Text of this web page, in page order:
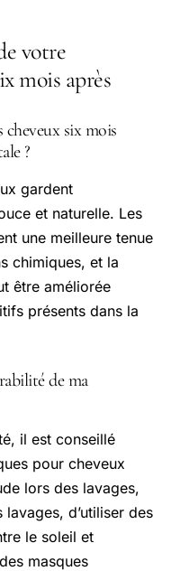
votre
mois après
cheveux six mois
?
gardent
et naturelle. Les
une meilleure tenue
chimiques, et la
être améliorée
présents dans la
de ma
il est conseillé
pour cheveux
lors des lavages,
d’utiliser des
le soleil et
masques